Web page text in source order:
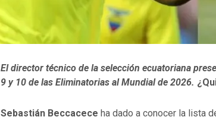
El director técnico de la selección ecuatoriana
9 y 10 de las Eliminatorias al Mundial de 2026.
Sebastián Beccacece ha dado a conocer la lista